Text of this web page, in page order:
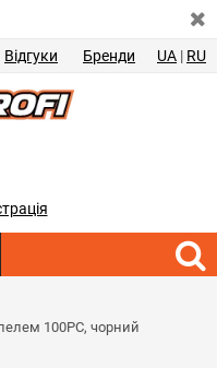
Відгуки Бренди UA | RU
100PC, чорний